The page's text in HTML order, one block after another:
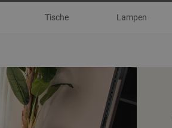
Tische Lampen